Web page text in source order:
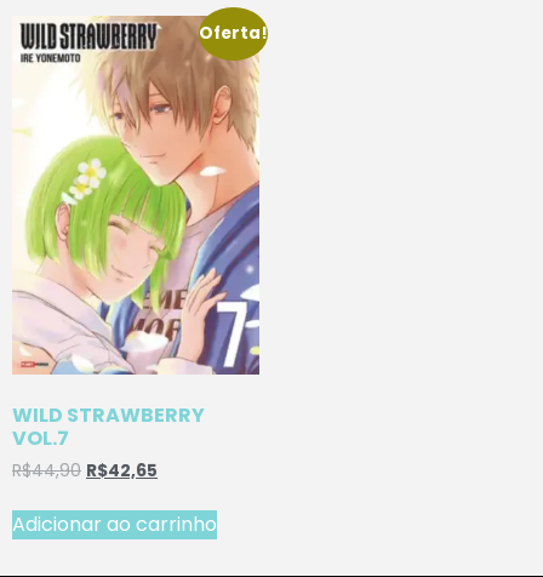
Oferta!
WILD STRAWBERRY
VOL.7
R$44,90 R$42,65
Adicionar ao carrinho